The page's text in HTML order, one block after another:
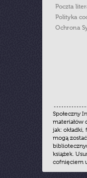
Poczta
Polityka
Ochrona
Społeczny
materiałów
jak:
mogą
książek.
cofnięciem